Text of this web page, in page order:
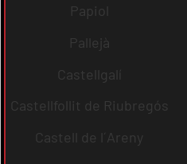
Papiol
Pallejà
Castellgalí
Castellfollit de Riubregós
Castell de l´Areny